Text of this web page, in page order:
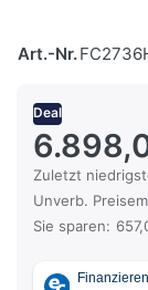
Art.-Nr.
Deal
Zuletzt
Es handelt sich
Unverb.
Die UVP ist der
Sie sparen: